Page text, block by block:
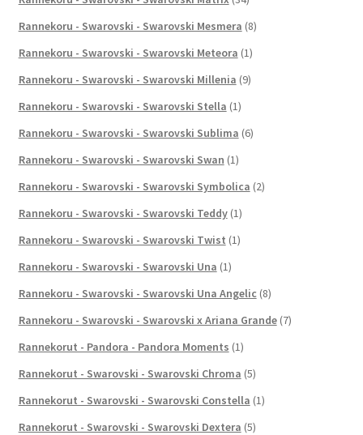
Rannekoru - Swarovski - Swarovski Mesmera (8)
Rannekoru - Swarovski - Swarovski Meteora (1)
Rannekoru - Swarovski - Swarovski Millenia (9)
Rannekoru - Swarovski - Swarovski Stella (1)
Rannekoru - Swarovski - Swarovski Sublima (6)
Rannekoru - Swarovski - Swarovski Swan (1)
Rannekoru - Swarovski - Swarovski Symbolica (2)
Rannekoru - Swarovski - Swarovski Teddy (1)
Rannekoru - Swarovski - Swarovski Twist (1)
Rannekoru - Swarovski - Swarovski Una (1)
Rannekoru - Swarovski - Swarovski Una Angelic (8)
Rannekoru - Swarovski - Swarovski x Ariana Grande (7)
Rannekorut - Pandora - Pandora Moments (1)
Rannekorut - Swarovski - Swarovski Chroma (5)
Rannekorut - Swarovski - Swarovski Constella (1)
Rannekorut - Swarovski - Swarovski Dextera (5)